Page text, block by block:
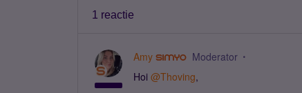
1 reactie
Amy Moderator
Hoi @Thoving,